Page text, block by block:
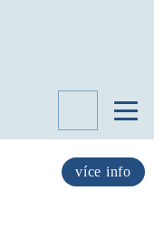
více info